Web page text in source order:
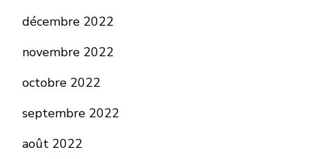
décembre 2022
novembre 2022
octobre 2022
septembre 2022
août 2022